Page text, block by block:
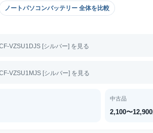
ノートパソコンバッテリー 全体を比較
VZSU1DJS [シルバー] を見る
VZSU1MJS [シルバー] を見る
中古品
2,100〜12,900